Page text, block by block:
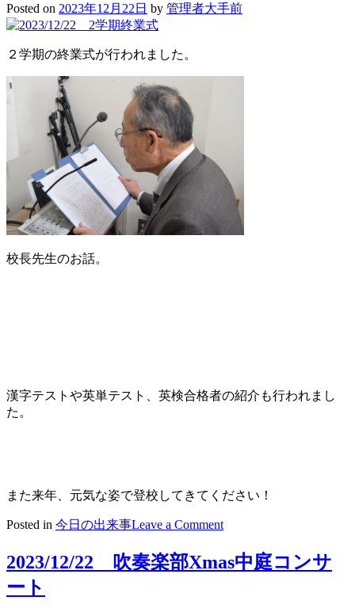
タ
ー
Posted on 2023年12月22日 by 管理者大手前
２学期の終業式が行われました。
校長先生のお話。
漢字テストや英単テスト、英検合格者の紹介も行われまし
た。
また来年、元気な姿で登校してきてください！
Posted in 今日の出来事Leave a Commenton
学
2023/12/22 吹奏楽部Xmas中庭コンサ
ート